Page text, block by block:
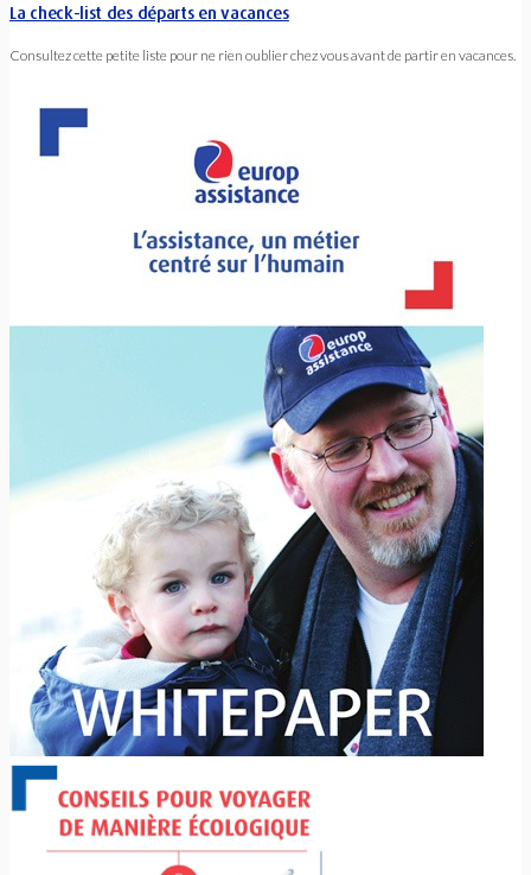
La check-list des départs en vacances
Consultez cette petite liste pour ne rien oublier chez vous avant de partir en vacances.